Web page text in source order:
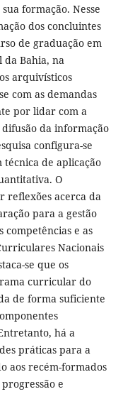
formação. Nesse
dos concluintes
de graduação em
da Bahia, na
arquivísticos
com as demandas
por lidar com a
da informação
configura-se
técnica de aplicação
O
reflexões acerca da
para a gestão
competências e as
Nacionais
se que os
curricular do
de forma suficiente
há a
práticas para a
aos recém-formados
e